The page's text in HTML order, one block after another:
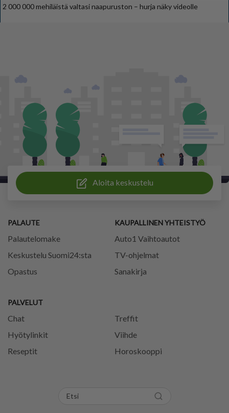
2 000 000 mehiläistä valtasi naapuruston – hurja näky videolle
Aloita keskustelu
PALAUTE
Palautelomake
Keskustelu Suomi24:sta
Opastus
PALVELUT
Chat
Treffit
Hyötylinkit
Viihde
Reseptit
Horoskooppi
KAUPALLINEN YHTEISTYÖ
Auto1 Vaihtoautot
TV-ohjelmat
Sanakirja